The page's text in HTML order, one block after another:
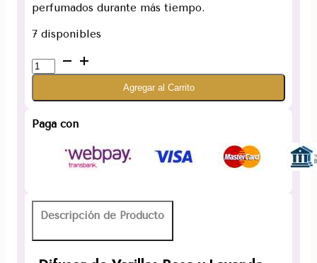
perfumados durante más tiempo.
7 disponibles
Difusor
de
y
cantidad
Agregar al Carrito
Paga con
Descripción de Producto